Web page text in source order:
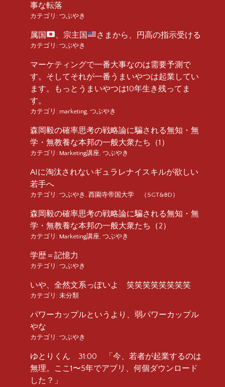
事な転落
カテゴリ: つぶやき
属国 、宗主国 さまから、円高の指示受ける
カテゴリ: つぶやき
マーケティングで一番大事なのは需要予測で
す。そしてそれが一番うまいやつは起業してい
ます。もっとうまいやつは10年生き残ってま
す。
カテゴリ: marketing つぶやき
森岡毅の確率思考の戦略論に騙される無知・無
学・無教養な本邦の一般大衆たち（1）
カテゴリ: Marketing講座 つぶやき
AIに淘汰されないギュラレナイスキルが欲しい
若手へ
カテゴリ: つぶやき 西園寺帝国大学 （SGT&BD）
森岡毅の確率思考の戦略論に騙される無知・無
学・無教養な本邦の一般大衆たち（2）
カテゴリ: Marketing講座 つぶやき
学歴＝記憶力
カテゴリ: つぶやき
いや、全然文系っぽいよ 笑笑笑笑笑笑笑笑
カテゴリ: 未分類
パワーカップルというより、弱パワーカップル
やな
カテゴリ: つぶやき
ゆとりくん 31:00 「今、若者が起業するのは
無理。ここ1〜5年でアプリ、何個ダウンロード
した？」